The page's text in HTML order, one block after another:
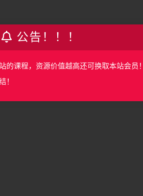
公告！！！
的课程，资源价值越高还可换取本站会员！
！